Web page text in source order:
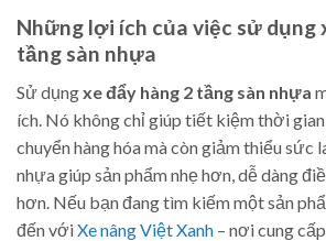
Những lợi ích của việc sử dụng
tầng sàn nhựa
Sử dụngxe đẩy hàng 2 tầng sàn nhựa
ích. Nó không chỉ giúp tiết kiệm thời
chuyển hàng hóa mà còn giảm thiểu sức
nhựa giúp sản phẩm nhẹ hơn, dễ dàng
hơn. Nếu bạn đang tìm kiếm một sản
đến vớiXe nâng Việt Xanh – nơi cung